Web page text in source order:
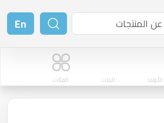
En
الأولاد البنات الفئات